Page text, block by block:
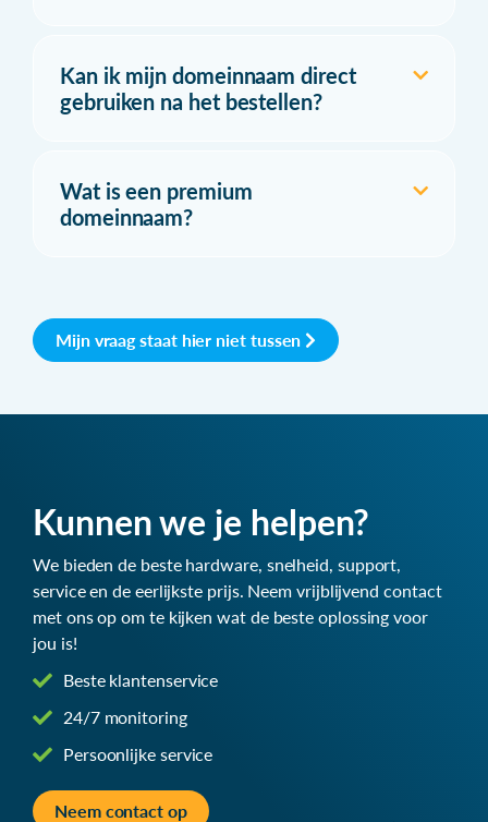
Kan ik mijn domeinnaam direct
gebruiken na het bestellen?
Wat is een premium
domeinnaam?
Mijn vraag staat hier niet tussen
Kunnen we je helpen?
We bieden de beste hardware, snelheid, support,
service en de eerlijkste prijs. Neem vrijblijvend contact
met ons op om te kijken wat de beste oplossing voor
jou is!
Beste klantenservice
24/7 monitoring
Persoonlijke service
Neem contact op